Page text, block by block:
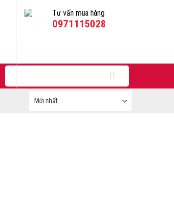
Tư vấn mua hàng
0971115028
kiếm: